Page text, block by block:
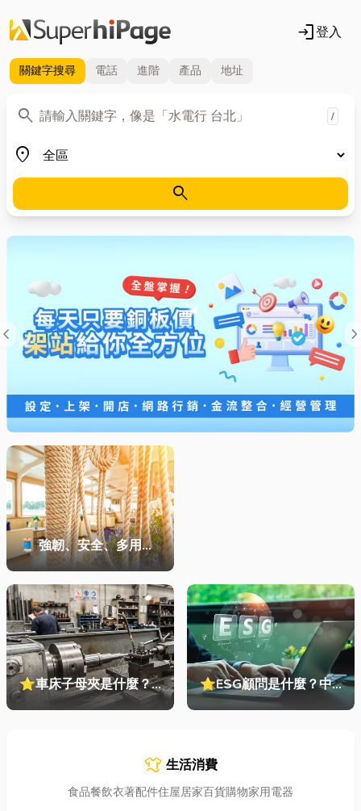
login登入
關鍵字搜尋 電話 進階 產品 地址
search
關鍵字 /
place
地區
search
🧵 強韌、安全、多用
途！從繩索到安全網的全
方位防護應用指南
⭐車床子母夾是什麼？
種類、規格挑選與台灣採
⭐ESG顧問是什麼？中
小企業挑選四大永續顧問
laundry 生活消費
食品餐飲衣著配件住屋居家百貨購物家用電器